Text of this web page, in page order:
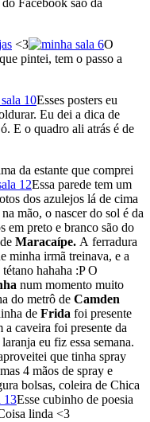
Facebook são da
<3
O
pintei, tem o passo a
Esses posters eu
Eu dei a dica de
E o quadro ali atrás é de
da estante que comprei
Essa parede tem um
dos azulejos lá de cima
mão, o nascer do sol é da
em preto e branco são do
Maracaípe. A ferradura
minha irmã treinava, e a
hahaha :P O
num momento muito
do metrô de Camden
de Frida foi presente
caveira foi presente da
eu fiz essa semana.
que tinha spray
4 mãos de spray e
bolsas, coleira de Chica
Esse cubinho de poesia
linda <3